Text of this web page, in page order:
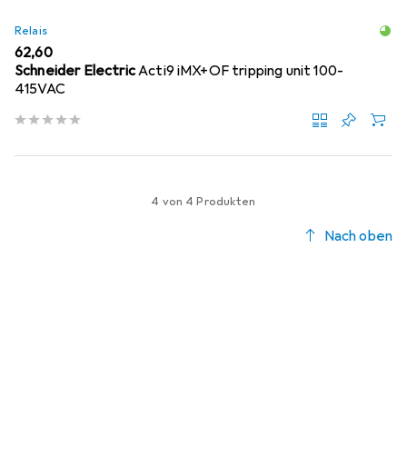
Relais
EUR
62,60
Schneider ElectricActi9 iMX+OF tripping unit 100-
415VAC
4 von 4 Produkten
Nach oben